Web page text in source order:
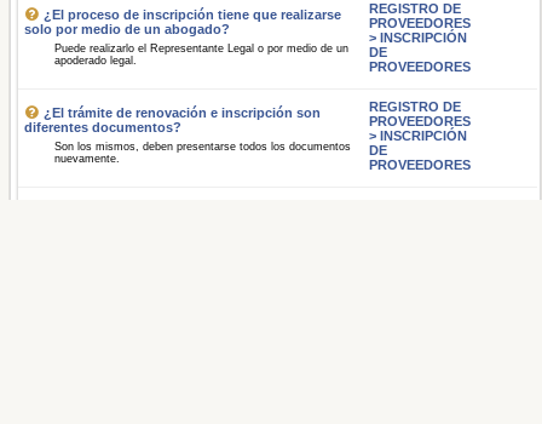
¿El proceso de inscripción tiene que realizarse
solo por medio de un abogado?
Puede realizarlo el Representante Legal o por medio de un
apoderado legal.
REGISTRO DE
PROVEEDORES
> INSCRIPCIÓN
DE
PROVEEDORES
¿El trámite de renovación e inscripción son
diferentes documentos?
Son los mismos, deben presentarse todos los documentos
nuevamente.
REGISTRO DE
PROVEEDORES
> INSCRIPCIÓN
DE
PROVEEDORES